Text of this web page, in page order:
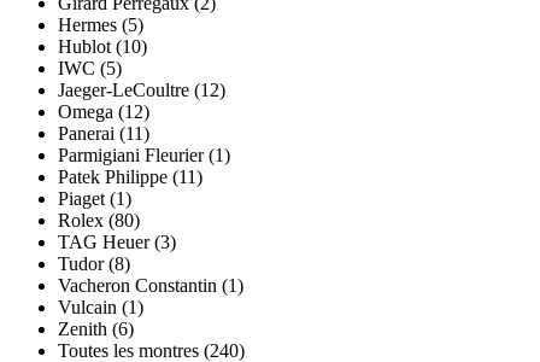
Hermes (5)
Hublot (10)
IWC (5)
Jaeger-LeCoultre (12)
Omega (12)
Panerai (11)
Parmigiani Fleurier (1)
Patek Philippe (11)
Piaget (1)
Rolex (80)
TAG Heuer (3)
Tudor (8)
Vacheron Constantin (1)
Vulcain (1)
Zenith (6)
Toutes les montres (240)